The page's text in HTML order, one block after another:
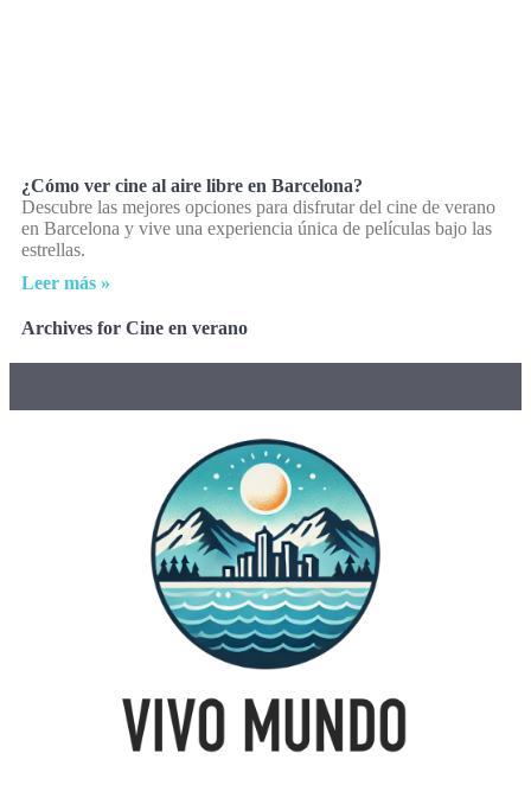
¿Cómo ver cine al aire libre en Barcelona?
Descubre las mejores opciones para disfrutar del cine de verano
en Barcelona y vive una experiencia única de películas bajo las
estrellas.
Leer más »
Archives for Cine en verano